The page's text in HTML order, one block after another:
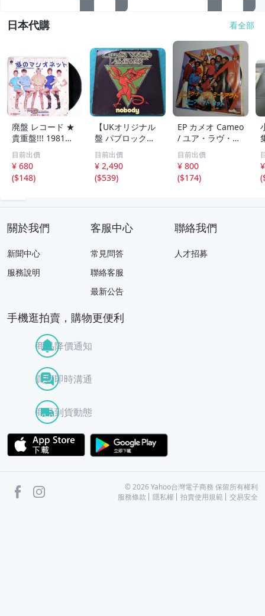
日本代購 看全部
廃盤 レコード ★
貴重盤!!! 1981年
日本盤★ DORIS
D & THE PINS ド
リス・ディー ＆
ピンズ ★ 女性グ
目前出價
¥ 680
($148)
【UKオリジナル
盤 パブロック】
7” / Geraint Wat
kins & The Domi
nators Nobody /
Vertigo 6059 224
目前出價
¥ 2,490
($539)
EP カメオ Cameo
/ ユア・ラヴ・テ
イクス・ミー・ア
ウト 7インチレコ
ード
目前出價
¥ 800
($174)
(
關於我們
新聞中心
服務說明
客服中心
常見問答
聯絡客服
最新公告
聯絡我們
人才招募
手機逛拍賣，購物更便利
商品降價通知
買賣即時溝通
商品到貨動態
APP Store
facebook ©2026 Yahoo台灣電子商務 保留所有權利
服務條款
隱私權 拍賣使用規範 交易安全